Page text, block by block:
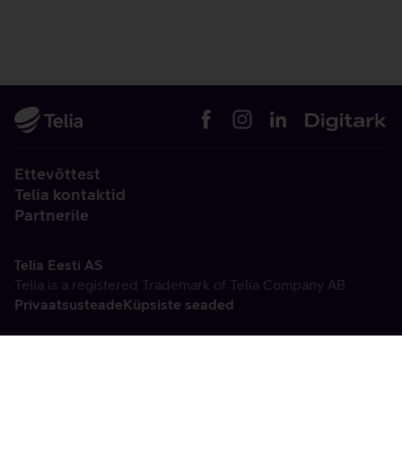
Ettevõttest
Telia kontaktid
Partnerile
Telia Eesti AS
Telia is a registered Trademark of Telia Company AB
PrivaatsusteadeKüpsiste seaded